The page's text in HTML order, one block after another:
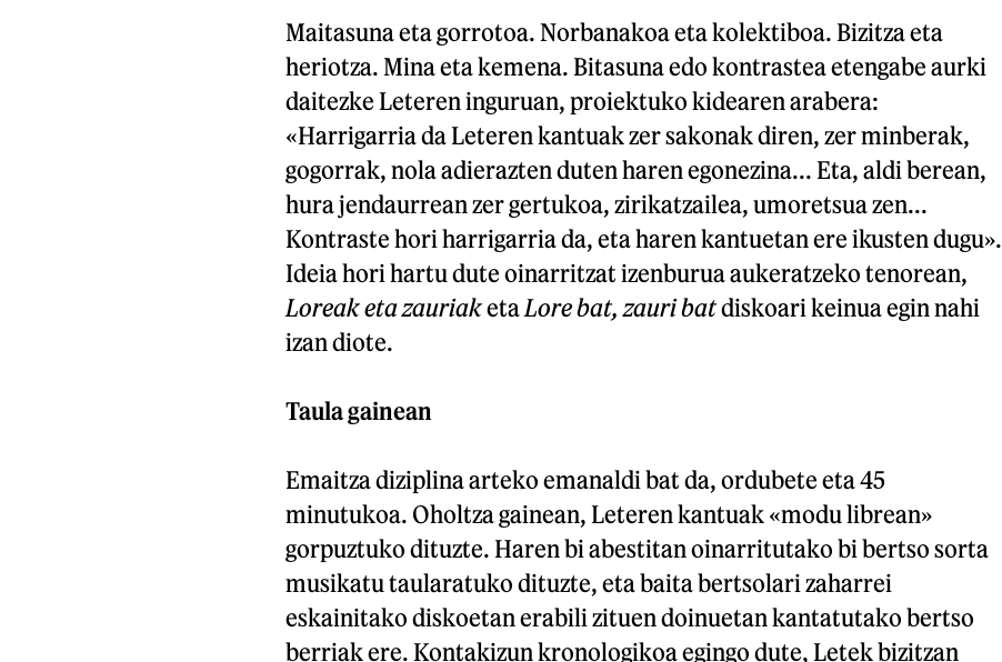
Maitasuna eta gorrotoa. Norbanakoa eta kolektiboa. Bizitza eta
heriotza. Mina eta kemena. Bitasuna edo kontrastea etengabe aurki
daitezke Leteren inguruan, proiektuko kidearen arabera:
«Harrigarria da Leteren kantuak zer sakonak diren, zer minberak,
gogorrak, nola adierazten duten haren egonezina... Eta, aldi berean,
hura jendaurrean zer gertukoa, zirikatzailea, umoretsua zen...
Kontraste hori harrigarria da, eta haren kantuetan ere ikusten dugu».
Ideia hori hartu dute oinarritzat izenburua aukeratzeko tenorean,
Loreak eta zauriaketa Lore bat, zauri batdiskoari keinua egin nahi
izan diote.
Taula gainean
Emaitza diziplina arteko emanaldi bat da, ordubete eta 45
minutukoa. Oholtza gainean, Leteren kantuak «modu librean»
gorpuztuko dituzte. Haren bi abestitan oinarritutako bi bertso sorta
musikatu taularatuko dituzte, eta baita bertsolari zaharrei
eskainitako diskoetan erabili zituen doinuetan kantatutako bertso
berriak ere. Kontakizun kronologikoa egingo dute, Letek bizitzan